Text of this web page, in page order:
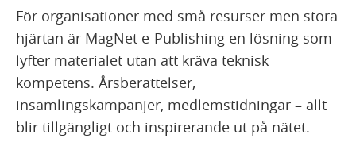
För organisationer med små resurser men stora
hjärtan är MagNet e-Publishing en lösning som
lyfter materialet utan att kräva teknisk
kompetens. Årsberättelser,
insamlingskampanjer, medlemstidningar – allt
blir tillgängligt och inspirerande ut på nätet.